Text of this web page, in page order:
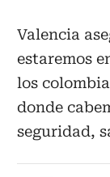
Valencia
estaremos
los
donde
seguridad,